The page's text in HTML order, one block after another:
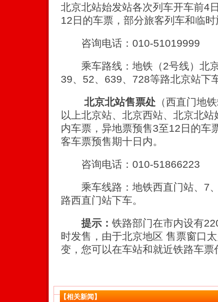
北京北站始发站各次列车开车前4
12日的车票，部分旅客列车和临
咨询电话：010-51019999
乘车路线：地铁（2号线）北
39、52、639、728等路北京站下
北京北站售票处 （西直门地
以上北京站、北京西站、北京北
内车票，异地票预售3至12日的车
客车票预售期十日内。
咨询电话：010-51866223
乘车线路：地铁西直门站、7
路西直门站下车。
提示： 铁路部门在市内设有
时发售，由于北京地区 售票窗口
变，您可以在车站和就近铁路车
【相关新闻】